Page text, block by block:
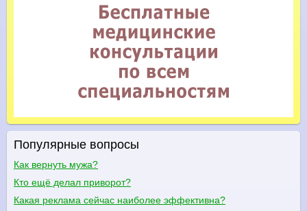
Популярные вопросы
Как вернуть мужа?
Кто ещё делал приворот?
Какая реклама сейчас наиболее эффективна?